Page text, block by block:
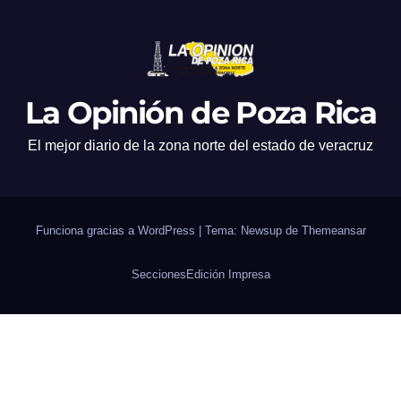
La Opinión de Poza Rica
El mejor diario de la zona norte del estado de veracruz
Funciona gracias a WordPress Tema: Newsup de Themeansar
Secciones Edición Impresa